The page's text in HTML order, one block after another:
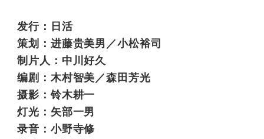
发行：日活
策划：进藤贵美男／小松裕司
制片人：中川好久
编剧：木村智美／森田芳光
摄影：铃木耕一
灯光：矢部一男
录音：小野寺修